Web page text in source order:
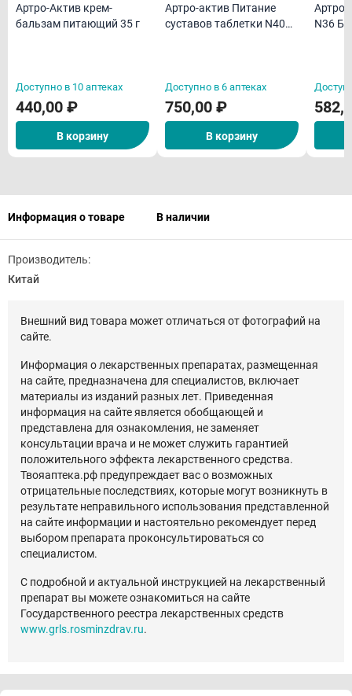
Артро-Актив крем-
бальзам питающий 35 г
Доступно в 10 аптеках
440,00 ₽
В корзину
Артро-актив Питание
суставов таблетки N40
Доступно в 6 аптеках
750,00 ₽
В корзину
Артроцин форте
N36
Информация о товаре В наличии
Производитель:
Китай
Внешний вид товара может отличаться от фотографий на
сайте.
Информация о лекарственных препаратах, размещенная
на сайте, предназначена для специалистов, включает
материалы из изданий разных лет. Приведенная
информация на сайте является обобщающей и
представлена для ознакомления, не заменяет
консультации врача и не может служить гарантией
положительного эффекта лекарственного средства.
Твояаптека.рф предупреждает вас о возможных
отрицательные последствиях, которые могут возникнуть в
результате неправильного использования представленной
на сайте информации и настоятельно рекомендует перед
выбором препарата проконсультироваться со
специалистом.
С подробной и актуальной инструкцией на лекарственный
препарат вы можете ознакомиться на сайте
Государственного реестра лекарственных средств
www.grls.rosminzdrav.ru.